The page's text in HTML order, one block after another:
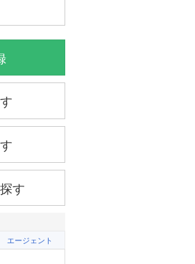
す
エージェント